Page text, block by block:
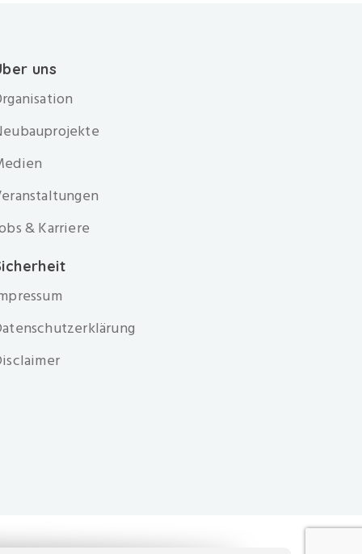
uns
& Karriere